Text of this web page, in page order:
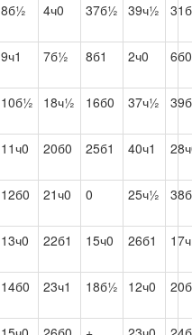
8б½ 4ч0 37б½ 39ч½
9ч1 7б½ 8б1 2ч0 6б0
10б½ 18ч½ 16б0 37ч½
11ч0 20б0 25б1 40ч1
12б0 21ч0 0 25ч½
13ч0 22б1 15ч0 26б1
14б0 23ч1 18б½ 12ч0